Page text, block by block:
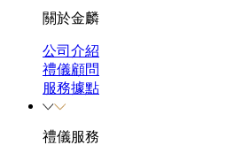
關於金麟
公司介紹
禮儀顧問
服務據點
禮儀服務